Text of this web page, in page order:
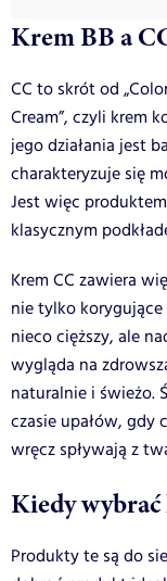
Krem BB a
CC to skrót od
Cream”, czyli krem
jego działania jest
charakteryzuje się
Jest więc
klasycznym
Krem CC zawiera
nie tylko
nieco cięższy, ale
wygląda na
naturalnie i świeżo.
czasie upałów, gdy
wręcz spływają z
Kiedy
Produkty te są do